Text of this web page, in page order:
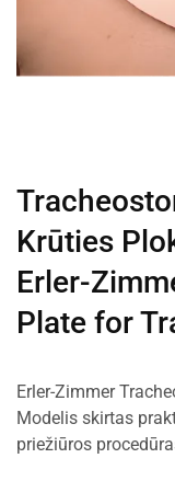
Krūties
Erler-
Plate for
Erler-Zimmer
Modelis skirtas
priežiūros